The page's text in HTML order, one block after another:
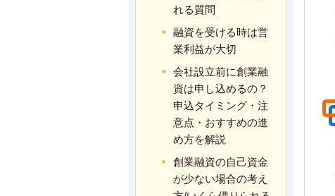
れる質問
融資を受ける時は営
業利益が大切
会社設立前に創業融
資は申し込めるの？
申込タイミング・注
意点・おすすめの進
め方を解説
創業融資の自己資金
が少ない場合の考え